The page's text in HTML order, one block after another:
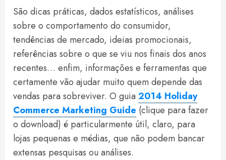
São dicas práticas, dados estatísticos, análises
sobre o comportamento do consumidor,
tendências de mercado, ideias promocionais,
referências sobre o que se viu nos finais dos anos
recentes… enfim, informações e ferramentas que
certamente vão ajudar muito quem depende das
vendas para sobreviver. O guia 2014 Holiday
Commerce Marketing Guide (clique para fazer
o download) é particularmente útil, claro, para
lojas pequenas e médias, que não podem bancar
extensas pesquisas ou análises.